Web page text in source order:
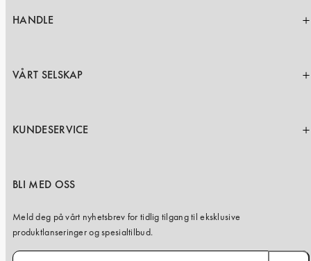
HANDLE
VÅRT SELSKAP
KUNDESERVICE
BLI MED OSS
Meld deg på vårt nyhetsbrev for tidlig tilgang til eksklusive
produktlanseringer og spesialtilbud.